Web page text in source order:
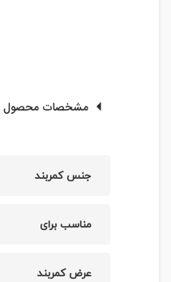
مشخصات محصول
جنس کمربند
مناسب برای
عرض کمربند